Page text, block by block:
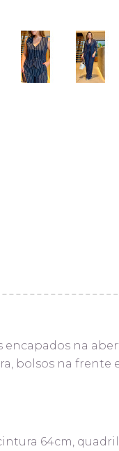
na
bolsos na frente e
64cm, quadril